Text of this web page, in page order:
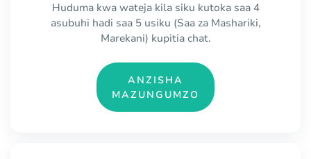
Huduma kwa wateja kila siku kutoka saa 4
asubuhi hadi saa 5 usiku (Saa za Mashariki,
Marekani) kupitia chat.
ANZISHA
MAZUNGUMZO